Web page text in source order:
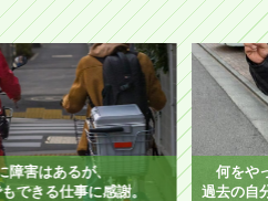
はあるが、
る仕事に感謝。
何をやって
過去の自分を